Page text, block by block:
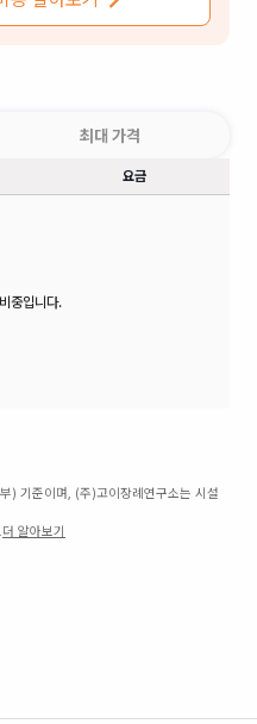
최대 가격
요금
중입니다.
) 기준이며, (주)고이장례연구소는 시설
더 알아보기